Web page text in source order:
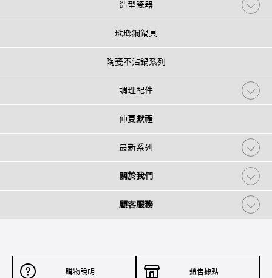
造型瓷器
琺瑯鋼鍋具
陶瓷不沾鍋系列
調理配件
仲夏獻禮
最新系列
關於我們
顧客服務
購物說明 銷售據點